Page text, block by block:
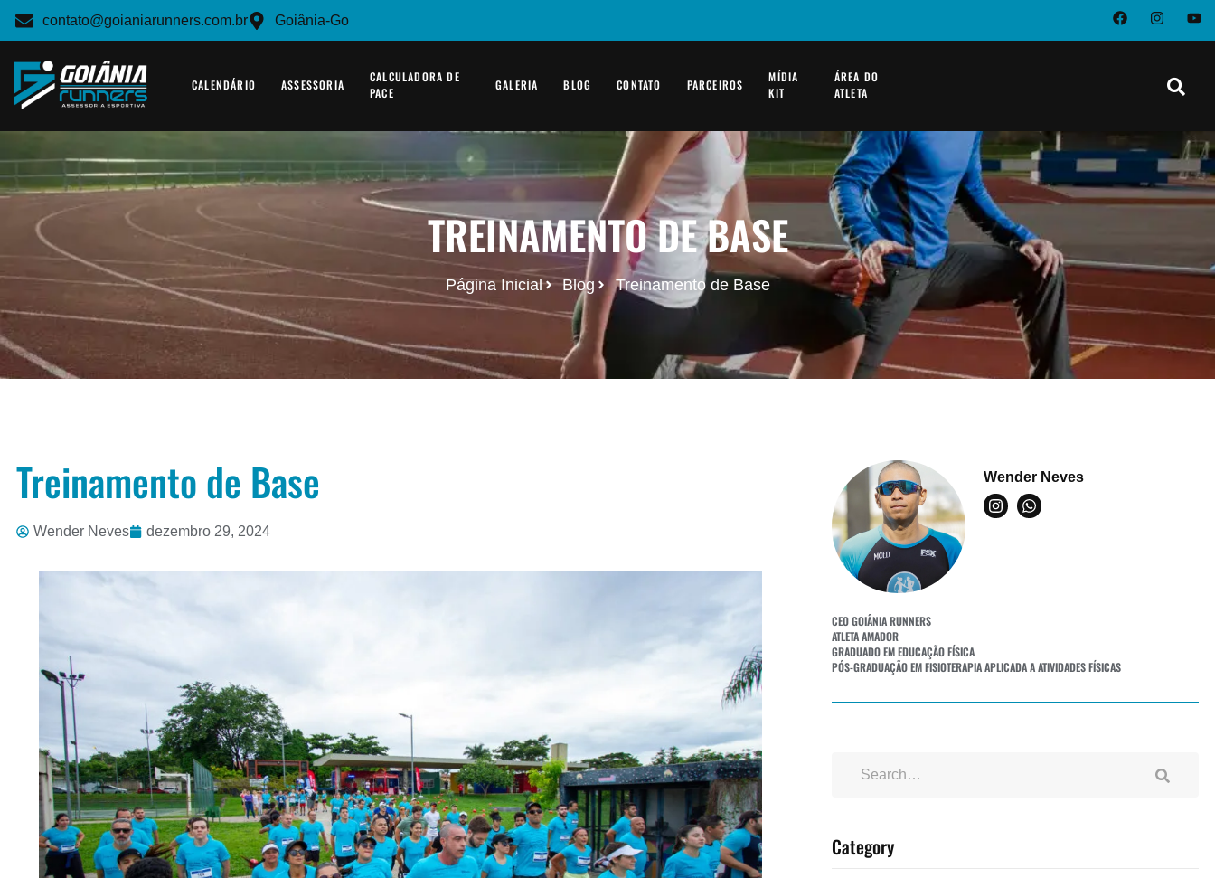
contato@goianiarunners.com.br Goiânia-Go
CALENDÁRIO ASSESSORIA
CALCULADORA DE
PACE
GALERIA BLOG CONTATO PARCEIROS
MÍDIA
KIT
ÁREA DO
ATLETA
TREINAMENTO DE BASE
Página Inicial Blog Treinamento de Base
Treinamento de Base
Wender Neves dezembro 29, 2024
Wender Neves
CEO GOIÂNIA RUNNERS
ATLETA AMADOR
GRADUADO EM EDUCAÇÃO FÍSICA
PÓS-GRADUAÇÃO EM FISIOTERAPIA APLICADA A ATIVIDADES FÍSICAS
Category